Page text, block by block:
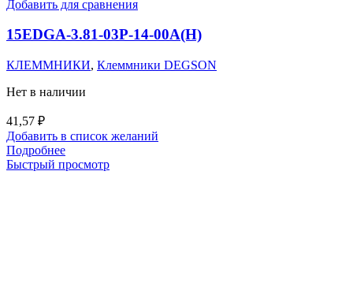
Добавить для сравнения
15EDGA-3.81-03P-14-00A(H)
КЛЕММНИКИ, Клеммники DEGSON
Нет в наличии
41,57 ₽
Добавить в список желаний
Подробнее
Быстрый просмотр